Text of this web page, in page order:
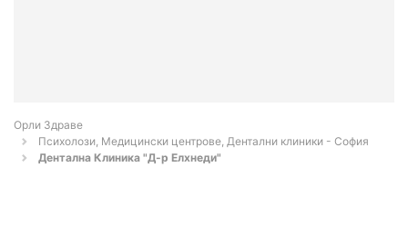
Орли Здраве
Психолози, Медицински центрове, Дентални клиники - София
Дентална Клиника "Д-р Елхнеди"